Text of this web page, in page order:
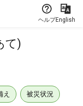
ヘルプEnglish
て)
え 被災状況